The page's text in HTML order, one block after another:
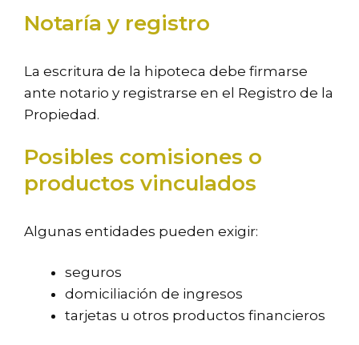
Notaría y registro
La escritura de la hipoteca debe firmarse
ante notario y registrarse en el Registro de la
Propiedad.
Posibles comisiones o
productos vinculados
Algunas entidades pueden exigir:
seguros
domiciliación de ingresos
tarjetas u otros productos financieros